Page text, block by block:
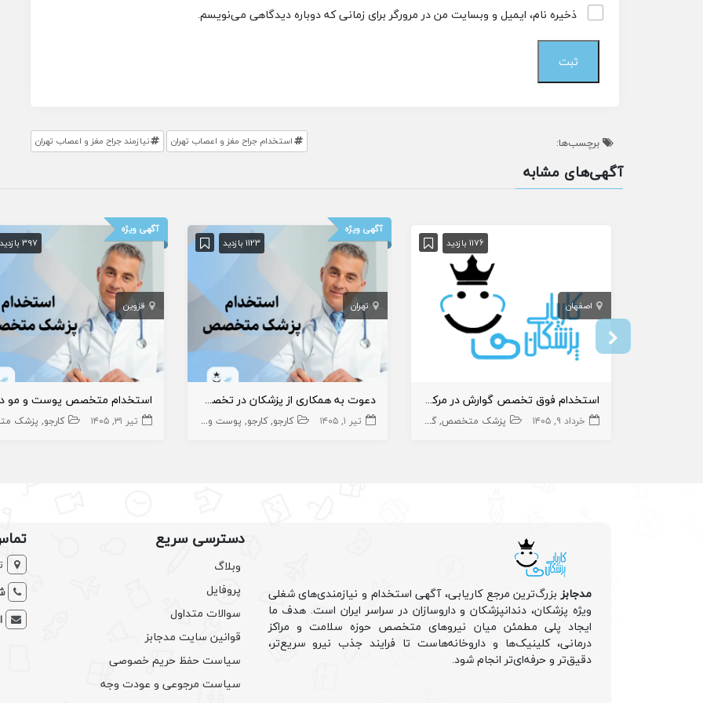
ذخیره نام، ایمیل و وبسایت من در مرورگر برای زمانی که دوباره دیدگاهی می‌نویسم.
برچسب‌ها: استخدام جراح مغز و اعصاب تهران نیازمند جراح مغز و اعصاب تهران
آگهی‌های مشابه
1176 بازدید
اصفهان
استخدام فوق تخصص گوارش در مرکز پزشکی
خرداد ۹, ۱۴۰۵ پزشک متخصص گوارش کبد و آندوسکوپی
آگهی ویژه
1123 بازدید
تهران
دعوت به همکاری از پزشکان در تخصص های مختلف
تیر ۱, ۱۴۰۵ کارجو کارجو پوست و زیبایی جراح فک و صورت دندانپزشک
آگهی ویژه
397 بازدید
قزوین
تیر ۳۱, ۱۴۰۵ کارجو پزشک
مدجابزبزرگ‌ترین مرجع کاریابی، آگهی استخدام و نیازمندی‌های شغلی
ویژه پزشکان، دندانپزشکان و داروسازان در سراسر ایران است. هدف ما
ایجاد پلی مطمئن میان نیروهای متخصص حوزه سلامت و مراکز
درمانی، کلینیک‌ها و داروخانه‌هاست تا فرایند جذب نیرو سریع‌تر،
دقیق‌تر و حرفه‌ای‌تر انجام شود.
دسترسی سریع
وبلاگ
پروفایل
سوالات متداول
قوانین سایت مدجابز
سیاست حفظ حریم خصوصی
سیاست مرجوعی و عودت وجه